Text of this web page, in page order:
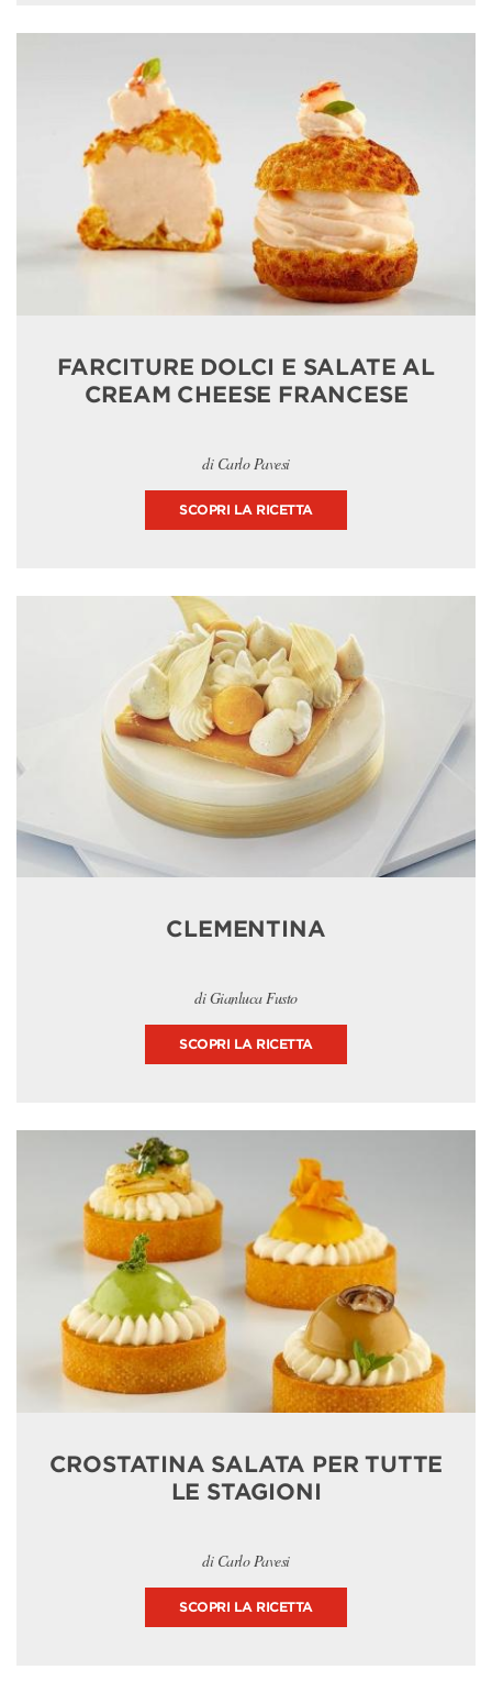
FARCITURE DOLCI E SALATE AL
CREAM CHEESE FRANCESE
di Carlo Pavesi
SCOPRI LA RICETTA
CLEMENTINA
di Gianluca Fusto
SCOPRI LA RICETTA
CROSTATINA SALATA PER TUTTE
LE STAGIONI
di Carlo Pavesi
SCOPRI LA RICETTA